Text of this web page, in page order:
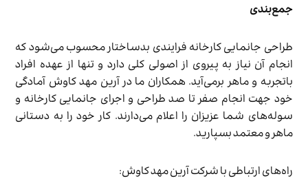
جمع‌‌بندی
طراحی جانمایی کارخانه فرایندی بدساختار محسوب می‌شود که
انجام آن نیاز به پیروی از اصولی کلی دارد و تنها از عهده افراد
باتجربه و ماهر برمی‌آید. همکاران ما در آرین مهد کاوش آمادگی
خود جهت انجام صفر تا صد طراحی و اجرای جانمایی کارخانه و
سوله‌های شما عزیزان را اعلام می‌دارند. کار خود را به دستانی
ماهر و معتمد بسپارید.
راه‌های ارتباطی با شرکت آرین مهد کاوش: